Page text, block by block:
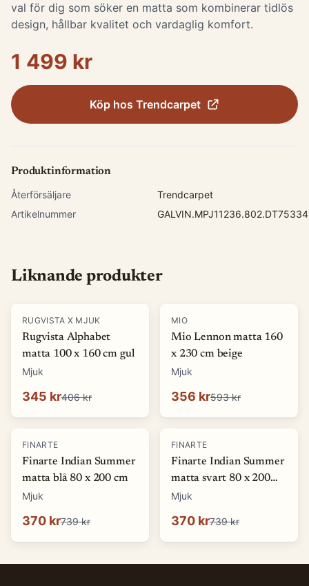
val för dig som söker en matta som kombinerar tidlös
design, hållbar kvalitet och vardaglig komfort.
1 499 kr
Köp hos Trendcarpet
Produktinformation
Återförsäljare
Trendcarpet
Artikelnummer
Liknande produkter
-15%
RUGVISTA X MJUK
Rugvista Alphabet
matta 100 x 160 cm gul
Mjuk
345 kr406 kr
-40%
MIO
Mio Lennon matta 160
x 230 cm beige
Mjuk
356 kr593 kr
-50 %
FINARTE
Finarte Indian Summer
matta blå 80 x 200 cm
Mjuk
370 kr739 kr
-50 %
FINARTE
Finarte Indian Summer
matta svart 80 x 200
cm
Mjuk
370 kr739 kr